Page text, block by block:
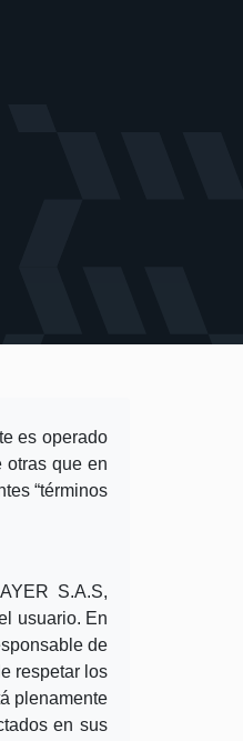
es operado
otras que en
“términos
S.A.S,
usuario. En
de
respetar los
plenamente
en sus